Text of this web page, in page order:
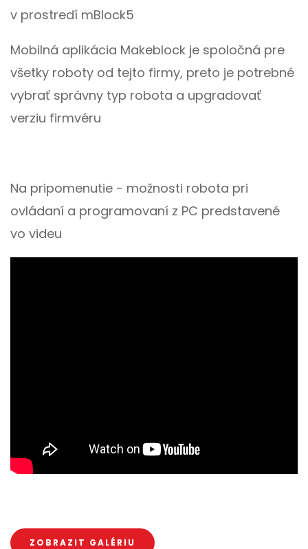
v prostredí mBlock5
Mobilná aplikácia Makeblock je spoločná pre
všetky roboty od tejto firmy, preto je potrebné
vybrať správny typ robota a upgradovať
verziu firmvéru
Na pripomenutie - možnosti robota pri
ovládaní a programovaní z PC predstavené
vo videu
ZOBRAZIT GALÉRIU